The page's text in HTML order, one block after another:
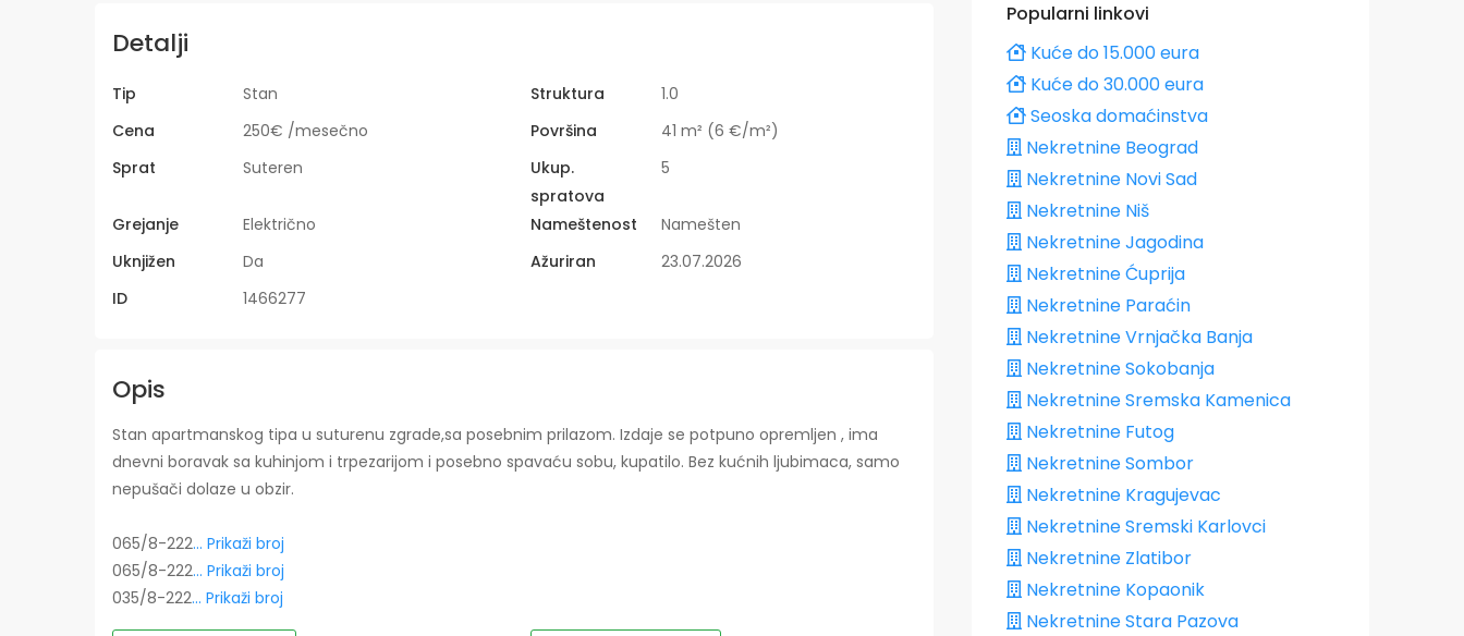
Detalji
Tip Stan Struktura
1.0
Cena
250€ /mesečno Površina
41 m² (6 €/m²)
Sprat
Suteren
Ukup.
spratova
5
Grejanje Električno Nameštenost
Namešten
Uknjižen
Da Ažuriran
23.07.2026
ID
1466277
Opis
Stan apartmanskog tipa u suturenu zgrade,sa posebnim prilazom. Izdaje se potpuno opremljen , ima
dnevni boravak sa kuhinjom i trpezarijom i posebno spavaću sobu, kupatilo. Bez kućnih ljubimaca, samo
nepušači dolaze u obzir.
065/8-222... Prikaži broj
065/8-222... Prikaži broj
035/8-222... Prikaži broj
Popularni linkovi
Kuće do 15.000 eura
Kuće do 30.000 eura
Seoska domaćinstva
Nekretnine Beograd
Nekretnine Novi Sad
Nekretnine Niš
Nekretnine Jagodina
Nekretnine Ćuprija
Nekretnine Paraćin
Nekretnine Vrnjačka Banja
Nekretnine Sokobanja
Nekretnine Sremska Kamenica
Nekretnine Futog
Nekretnine Sombor
Nekretnine Kragujevac
Nekretnine Sremski Karlovci
Nekretnine Zlatibor
Nekretnine Kopaonik
Nekretnine Stara Pazova